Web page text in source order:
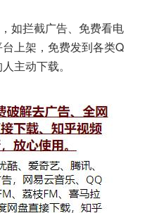
如拦截广告、免费看电
上架，免费发到各类Q
主动下载。